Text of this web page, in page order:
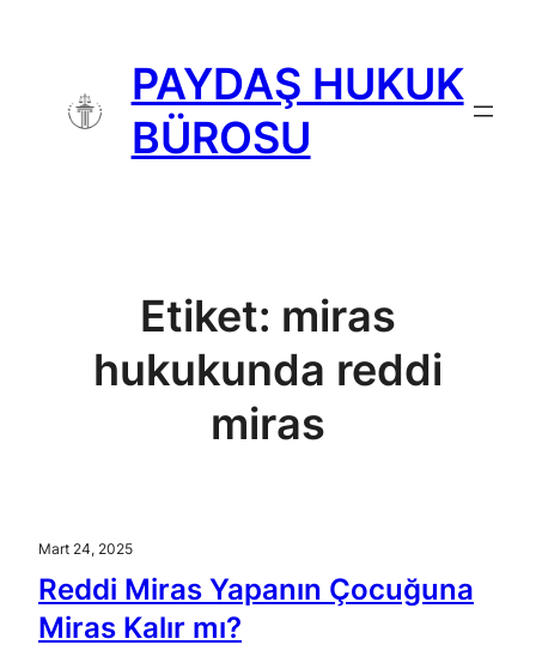
PAYDAŞ HUKUK
BÜROSU
Etiket: miras
hukukunda reddi
miras
Mart 24, 2025
Reddi Miras Yapanın Çocuğuna
Miras Kalır mı?